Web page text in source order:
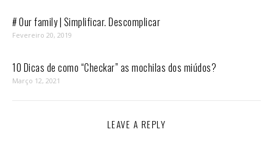
# Our family | Simplificar. Descomplicar
Fevereiro 20, 2019
10 Dicas de como “Checkar” as mochilas dos miúdos?
Março 12, 2021
LEAVE A REPLY